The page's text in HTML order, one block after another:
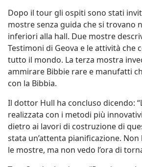
Dopo il tour gli ospiti sono stati
mostre senza guida che si trovano
inferiori alla hall. Due mostre
Testimoni di Geova e le attività che
tutto il mondo. La terza mostra
ammirare Bibbie rare e manufatti
con la Bibbia.
Il dottor Hull ha concluso dicendo:
realizzata con i metodi più
dietro ai lavori di costruzione di
stata un’attenta pianificazione.
le mostre, ma non vedo l’ora di